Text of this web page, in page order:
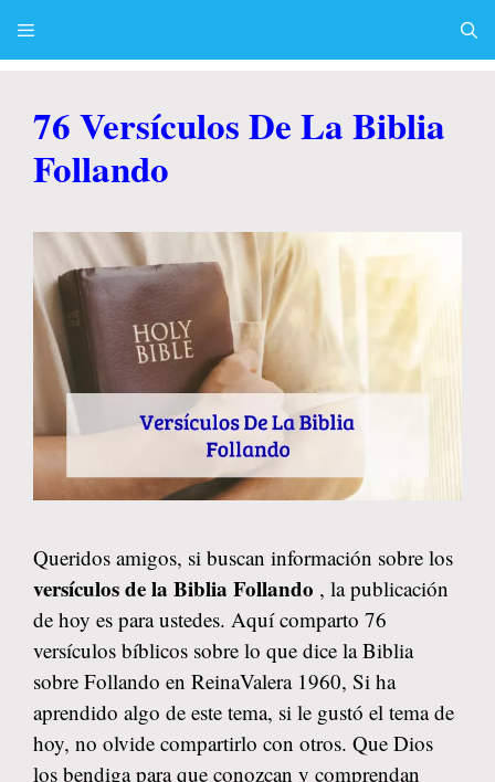
76 Versículos De La Biblia
Follando
Queridos amigos, si buscan información sobre los
versículos de la Biblia Follando , la publicación
de hoy es para ustedes. Aquí comparto 76
versículos bíblicos sobre lo que dice la Biblia
sobre Follando en ReinaValera 1960, Si ha
aprendido algo de este tema, si le gustó el tema de
hoy, no olvide compartirlo con otros. Que Dios
los bendiga para que conozcan y comprendan